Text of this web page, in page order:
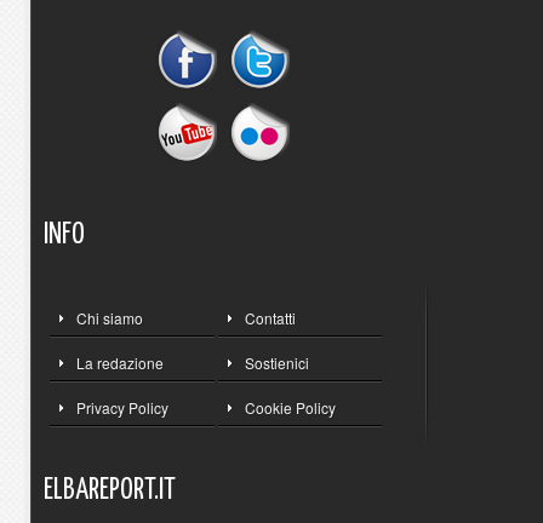
INFO
Chi siamo Contatti
La redazione Sostienici
Privacy Policy Cookie Policy
ELBAREPORT.IT